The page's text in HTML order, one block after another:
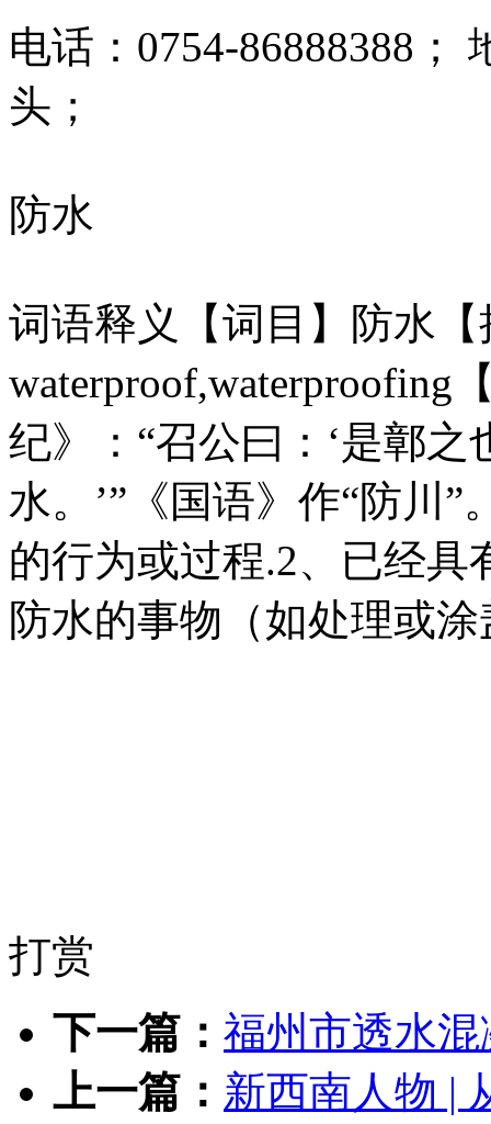
电话：0754-86888388；
头；
防水
词语释义【词目】防水
waterproof,waterproofing
纪》：“召公曰：‘是鄣
水。’”《国语》作“防川
的行为或过程.2、已经具
防水的事物（如处理或涂
打赏
下一篇： 福州市透水
上一篇： 新西南人物 |